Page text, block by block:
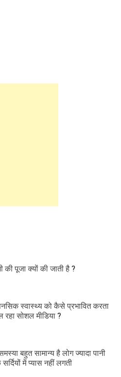
की पूजा क्यों की जाती है ?
स्वास्थ्य को कैसे प्रभावित करता
रहा सोशल मीडिया ?
बहुत सामान्य है लोग ज्यादा पानी
में प्यास नहीं लगती